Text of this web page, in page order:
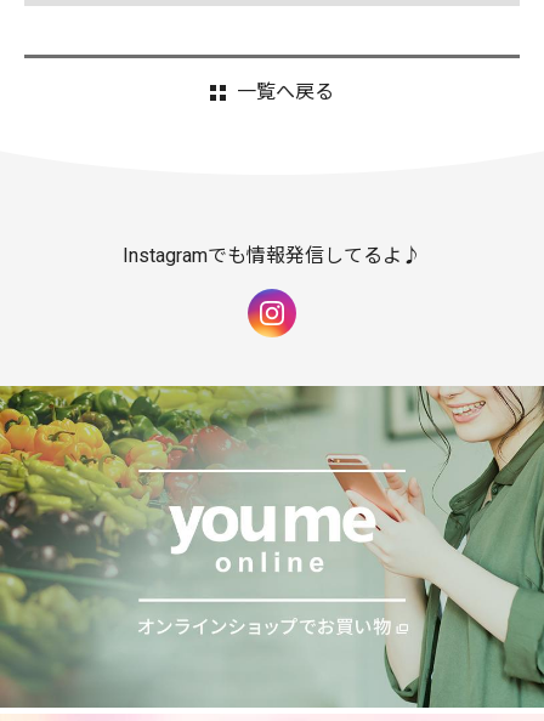
一覧へ戻る
Instagramでも情報発信してるよ♪